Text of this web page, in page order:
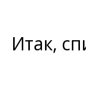
Итак,